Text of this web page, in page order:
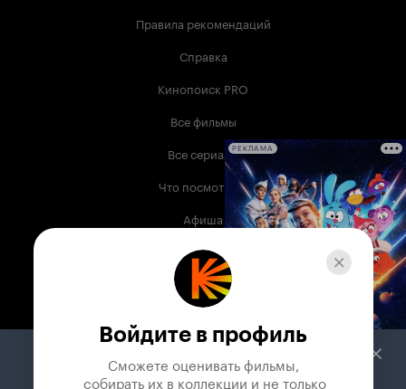
Правила рекомендаций
Справка
Кинопоиск PRO
Все фильмы
Все сериалы
Что посмотреть
Афиша
Музыка
Телепрограмма
Служба поддержки
РЕКЛАМА
Войдите в профиль
Сможете оценивать фильмы,
собирать их в коллекции и не только